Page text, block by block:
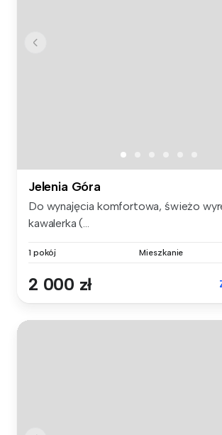
Jelenia Góra
Do wynajęcia komfortowa, świeżo
kawalerka (...
1 pokój Mieszkanie
2 000 zł